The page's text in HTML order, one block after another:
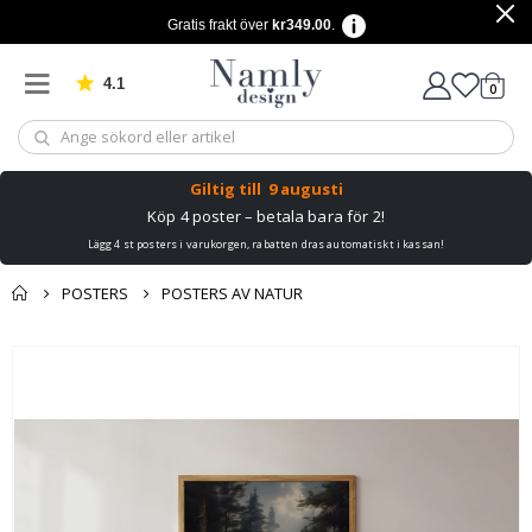
Gratis frakt över kr349.00.
4.1 Baserat på 1029 betyg 0
Giltig till 9 augusti
Köp 4 poster – betala bara för 2!
Lägg 4 st posters i varukorgen, rabatten dras automatiskt i kassan!
POSTERS POSTERS AV NATUR